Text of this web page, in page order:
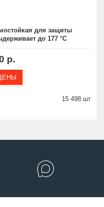
для защиты
до 177 °C
р.
15 498 шт